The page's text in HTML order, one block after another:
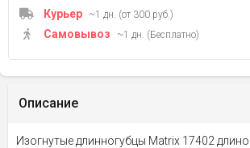
Курьер ~1 дн. (от 300 руб.)
Самовывоз ~1 дн. (Бесплатно)
Описание
Изогнутые длинногубцы Matrix 17402